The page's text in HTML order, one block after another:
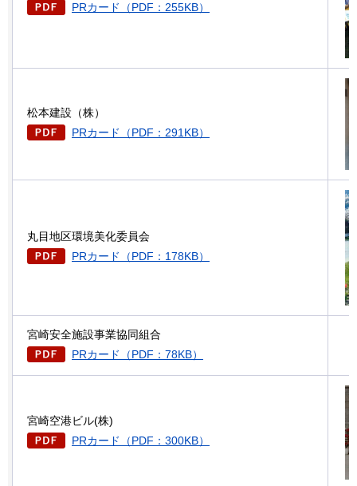
PRカード（PDF：255KB）
松本建設（株）
PRカード（PDF：291KB）
丸目地区環境美化委員会
PRカード（PDF：178KB）
宮崎安全施設事業協同組合
PRカード（PDF：78KB）
宮崎空港ビル(株)
PRカード（PDF：300KB）